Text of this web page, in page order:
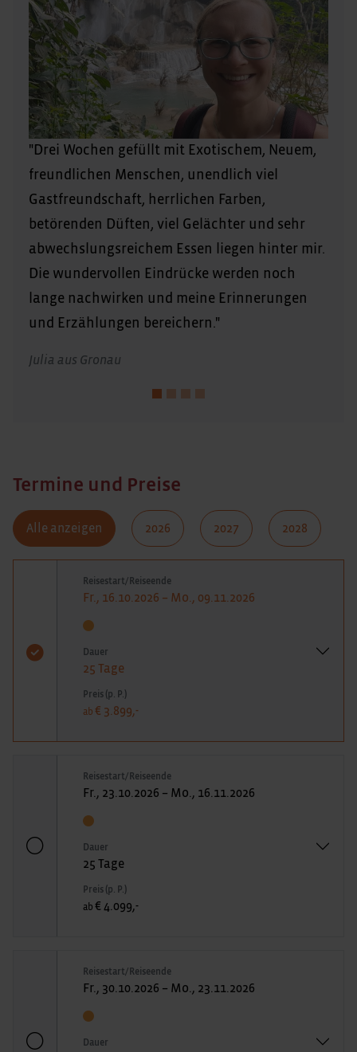
"Drei Wochen gefüllt mit Exotischem, Neuem,
freundlichen Menschen, unendlich viel
Gastfreundschaft, herrlichen Farben,
betörenden Düften, viel Gelächter und sehr
abwechslungsreichem Essen liegen hinter mir.
Die wundervollen Eindrücke werden noch
lange nachwirken und meine Erinnerungen
und Erzählungen bereichern."
Julia aus Gronau
Termine und Preise
Alle anzeigen 2026 2027 2028
Reisestart/Reiseende
Fr., 16.10.2026 – Mo., 09.11.2026
Dauer
25 Tage
Preis (p. P.)
ab € 3.899,-
Reisestart/Reiseende
Fr., 23.10.2026 – Mo., 16.11.2026
Dauer
25 Tage
Preis (p. P.)
ab € 4.099,-
Reisestart/Reiseende
Fr., 30.10.2026 – Mo., 23.11.2026
Dauer